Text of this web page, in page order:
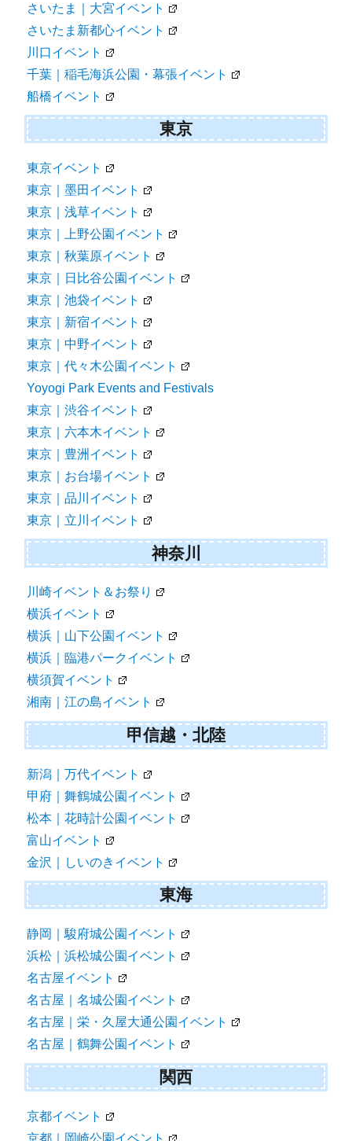
さいたま｜大宮イベント
さいたま新都心イベント
川口イベント
千葉｜稲毛海浜公園・幕張イベント
船橋イベント
東京
東京イベント
東京｜墨田イベント
東京｜浅草イベント
東京｜上野公園イベント
東京｜秋葉原イベント
東京｜日比谷公園イベント
東京｜池袋イベント
東京｜新宿イベント
東京｜中野イベント
東京｜代々木公園イベント
Yoyogi Park Events and Festivals
東京｜渋谷イベント
東京｜六本木イベント
東京｜豊洲イベント
東京｜お台場イベント
東京｜品川イベント
東京｜立川イベント
神奈川
川崎イベント＆お祭り
横浜イベント
横浜｜山下公園イベント
横浜｜臨港パークイベント
横須賀イベント
湘南｜江の島イベント
甲信越・北陸
新潟｜万代イベント
甲府｜舞鶴城公園イベント
松本｜花時計公園イベント
富山イベント
金沢｜しいのきイベント
東海
静岡｜駿府城公園イベント
浜松｜浜松城公園イベント
名古屋イベント
名古屋｜名城公園イベント
名古屋｜栄・久屋大通公園イベント
名古屋｜鶴舞公園イベント
関西
京都イベント
京都｜岡崎公園イベント